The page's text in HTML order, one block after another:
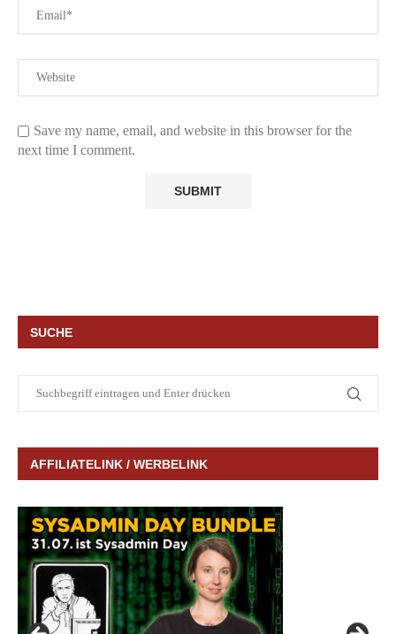
Save my name, email, and website in this browser for the
next time I comment.
SUCHE
AFFILIATELINK / WERBELINK